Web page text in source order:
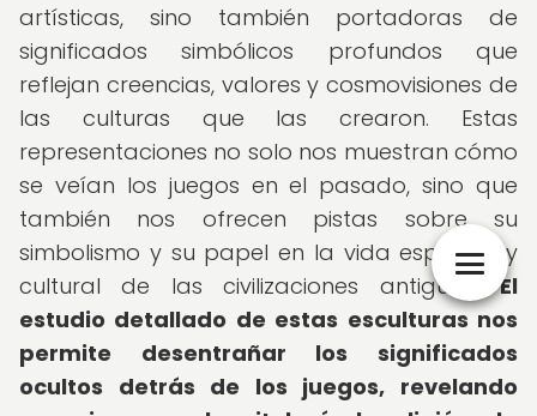
artísticas, sino también portadoras de
significados simbólicos profundos que
reflejan creencias, valores y cosmovisiones de
las culturas que las crearon. Estas
representaciones no solo nos muestran cómo
se veían los juegos en el pasado, sino que
también nos ofrecen pistas sobre su
simbolismo y su papel en la vida espiritual y
cultural de las civilizaciones antiguas.El
estudio detallado de estas esculturas nos
permite desentrañar los significados
ocultos detrás de los juegos, revelando